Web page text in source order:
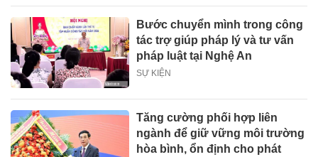
Bước chuyển mình trong công
tác trợ giúp pháp lý và tư vấn
pháp luật tại Nghệ An
SỰ KIỆN
Tăng cường phối hợp liên
ngành để giữ vững môi trường
hòa bình, ổn định cho phát